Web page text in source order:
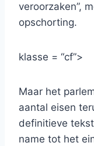
veroorzaken”,
opschorting.
klasse = “cf”>
Maar het
aantal eisen
definitieve
name tot het